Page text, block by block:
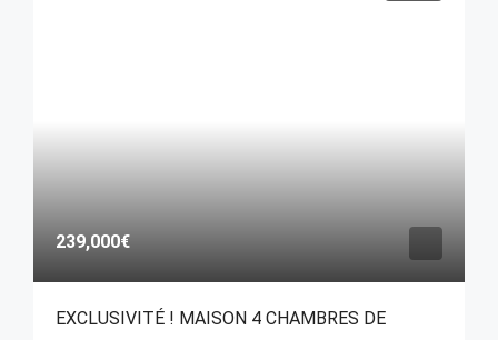
239,000€
EXCLUSIVITÉ ! MAISON 4 CHAMBRES DE